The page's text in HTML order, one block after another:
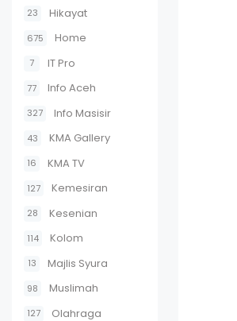
23 Hikayat
675 Home
7 IT Pro
77 Info Aceh
327 Info Masisir
43 KMA Gallery
16 KMA TV
127 Kemesiran
28 Kesenian
114 Kolom
13 Majlis Syura
98 Muslimah
127 Olahraga